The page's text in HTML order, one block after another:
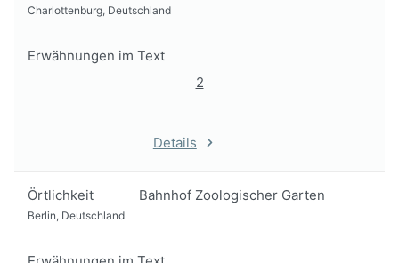
Charlottenburg, Deutschland
Erwähnungen im Text
2
Details
Örtlichkeit Bahnhof Zoologischer Garten
Berlin, Deutschland